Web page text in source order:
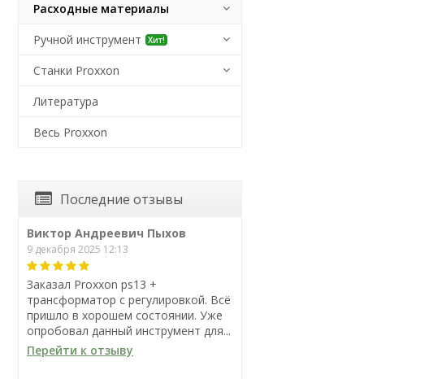
Расходные материалы
Ручной инструмент
Хит!
Станки Proxxon
Литература
Весь Proxxon
Последние отзывы
Виктор Андреевич Пыхов
9 декабря 2025 12:13
Заказал Proxxon ps13 +
трансформатор с регулировкой. Всё
пришло в хорошем состоянии. Уже
опробовал данный инструмент для...
Перейти к отзыву